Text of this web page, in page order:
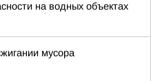
на водных объектах
мусора